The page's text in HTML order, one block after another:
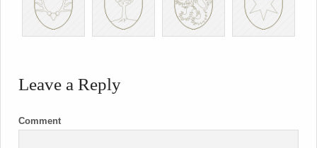
Leave a Reply
Comment